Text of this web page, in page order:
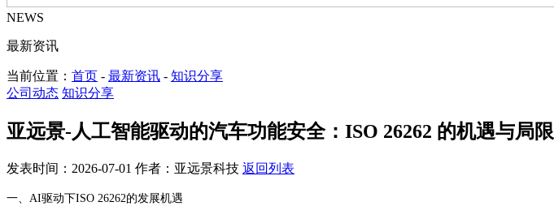
NEWS
最新资讯
当前位置： 首页 - 最新资讯 - 知识分享
公司动态 知识分享
亚远景-人工智能驱动的汽车功能安全：ISO 26262 的机遇与局限
发表时间：2026-07-01 作者：亚远景科技 返回列表
一、AI驱动下ISO 26262的发展机遇